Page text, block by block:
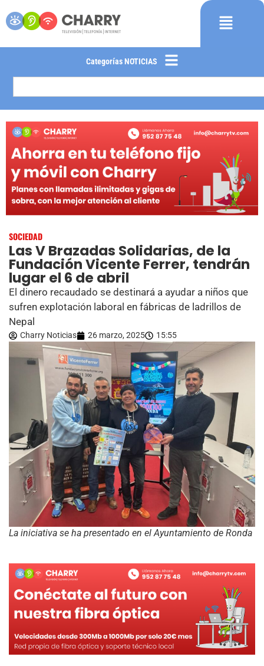
Categorías NOTICIAS
SOCIEDAD
Las V Brazadas Solidarias, de la
Fundación Vicente Ferrer, tendrán
lugar el 6 de abril
El dinero recaudado se destinará a ayudar a niños que
sufren explotación laboral en fábricas de ladrillos de
Nepal
Charry Noticias 26 marzo, 2025 15:55
La iniciativa se ha presentado en el Ayuntamiento de Ronda